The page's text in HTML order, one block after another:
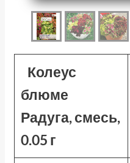
Колеус
блюме
Радуга, смесь,
0.05 г